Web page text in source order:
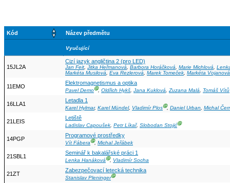
Kód Název předmětu
Vyučující
15JL2A
Cizí jazyk angličtina 2 (pro LED)
Jan Feit, Jitka Heřmanová, Barbora Horáčková, Marie Michlová,
Markéta Musilová, Eva Rezlerová, Marek Tomeček, Markéta Vojanová
11EMO
Elektromagnetismus a optika
Pavel DemoⒼ, Oldřich Hykš, Jana Kuklová,Zuzana Malá, Tomáš Vítů
16LLA1
Letadla 1
Karel Hylmar, Karel Mündel, Vladimír PlosⒼ, Daniel Urban, Michal
21LEIS
Letiště
Ladislav Capoušek, Petr Líkař, Slobodan StojićⒼ
14PGP
Programové prostředky
Vít FáberaⒼ, Michal Jeřábek
21SBL1
Seminář k bakalářské práci 1
Lenka HanákováⒼ, Vladimír Socha
21ZT
Zabezpečovací letecká technika
Stanislav PleningerⒼ